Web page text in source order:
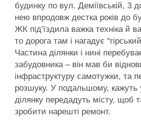
будинку по вул. Деміївській, 3
нею впродовж дестка років до
ЖК під’їздила важка техніка й
то дорога там і нагадує
Частина ділянки і нині
забудовника – він мав би
інфраструктуру самотужки, та
розшуку. У подальшому, кажуть
ділянку передадуть місту, щоб
зробити нарешті ремонт.